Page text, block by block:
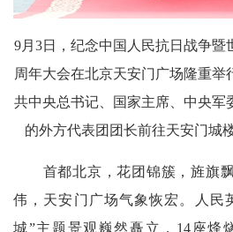
9月3日，纪念中国人民抗日战争暨
周年大会在北京天安门广场隆重举
共中央总书记、国家主席、中央军
的外方代表团团长前往天安门城
首都北京，花团锦簇，旌旗飘
伟，天安门广场气象恢宏。人民
城”主题景观巍然矗立，14座烽燧